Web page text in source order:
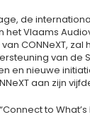
de
Vlaams
CONNeXT, zal
van de
en nieuwe
aan zijn
to